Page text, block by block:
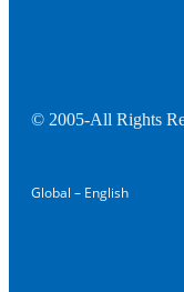
© 2005-All Rights
Global – English